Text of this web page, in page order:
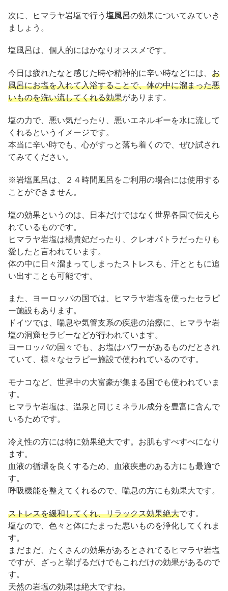
次に、ヒマラヤ岩塩で行う 塩風呂の効果についてみていき
ましょう。
塩風呂は、個人的にはかなりオススメです。
今日は疲れたなと感じた時や精神的に辛い時などには、 お
風呂にお塩を入れて入浴することで、体の中に溜まった悪
いものを洗い流してくれる効果があります。
塩の力で、悪い気だったり、悪いエネルギーを水に流して
くれるというイメージです。
本当に辛い時でも、心がすっと落ち着くので、ぜひ試され
てみてください。
※岩塩風呂は、２４時間風呂をご利用の場合には使用する
ことができません。
塩の効果というのは、日本だけではなく世界各国で伝えら
れているものです。
ヒマラヤ岩塩は楊貴妃だったり、クレオパトラだったりも
愛したと言われています。
体の中に日々溜まってしまったストレスも、汗とともに追
い出すことも可能です。
また、ヨーロッパの国では、ヒマラヤ岩塩を使ったセラピ
ー施設もあります。
ドイツでは、喘息や気管支系の疾患の治療に、ヒマラヤ岩
塩の洞窟セラピーなどが行われています。
ヨーロッパの国々でも、お塩はパワーがあるものだとされ
ていて、様々なセラピー施設で使われているのです。
モナコなど、世界中の大富豪が集まる国でも使われていま
す。
ヒマラヤ岩塩は、温泉と同じミネラル成分を豊富に含んで
いるためです。
冷え性の方には特に効果絶大です。お肌もすべすべになり
ます。
血液の循環を良くするため、血液疾患のある方にも最適で
す。
呼吸機能を整えてくれるので、喘息の方にも効果大です。
ストレスを緩和してくれ、リラックス効果絶大です。
塩なので、色々と体にたまった悪いものを浄化してくれま
す。
まだまだ、たくさんの効果があるとされてるヒマラヤ岩塩
ですが、ざっと挙げるだけでもこれだけの効果があるので
す。
天然の岩塩の効果は絶大ですね。